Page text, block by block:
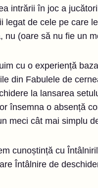
intrării în joc a
legat de cele pe care
nu (oare să nu fie un
cu o experiență
din Fabulele de
la lansarea
însemna o absență
meci cât mai simplu
cunoștință cu
Întâlnire de